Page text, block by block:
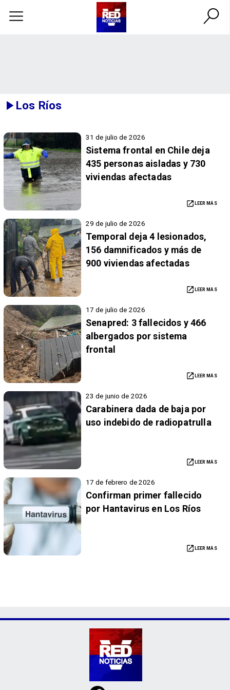
Los Ríos
31 de julio de 2026
Sistema frontal en Chile deja
435 personas aisladas y 730
viviendas afectadas
LEER MÁS
29 de julio de 2026
Temporal deja 4 lesionados,
156 damnificados y más de
900 viviendas afectadas
LEER MÁS
17 de julio de 2026
Senapred: 3 fallecidos y 466
albergados por sistema
frontal
LEER MÁS
23 de junio de 2026
Carabinera dada de baja por
uso indebido de radiopatrulla
LEER MÁS
17 de febrero de 2026
Confirman primer fallecido
por Hantavirus en Los Ríos
LEER MÁS